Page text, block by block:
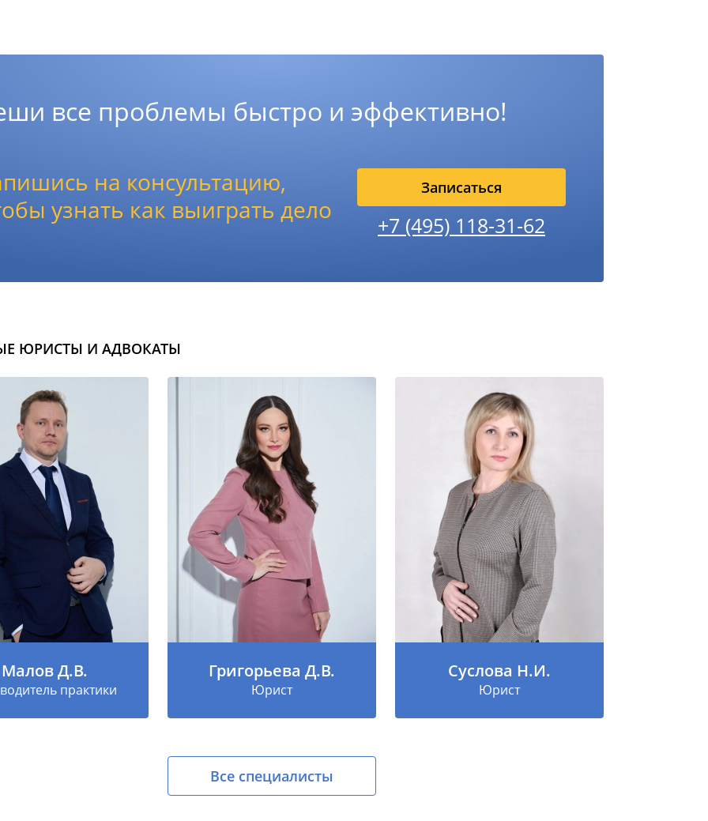
все проблемы быстро и эффективно!
на консультацию,
узнать как выиграть дело
Записаться
+7 (495) 118-31-62
ЮРИСТЫ И АДВОКАТЫ
Малов Д.В.
практики
Григорьева Д.В.
Юрист
Суслова Н.И.
Юрист
Все специалисты